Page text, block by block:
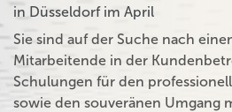
in Düsseldorf im April
Sie sind auf der Suche nach
Mitarbeitende in der
Schulungen für den
sowie den souveränen Umgang